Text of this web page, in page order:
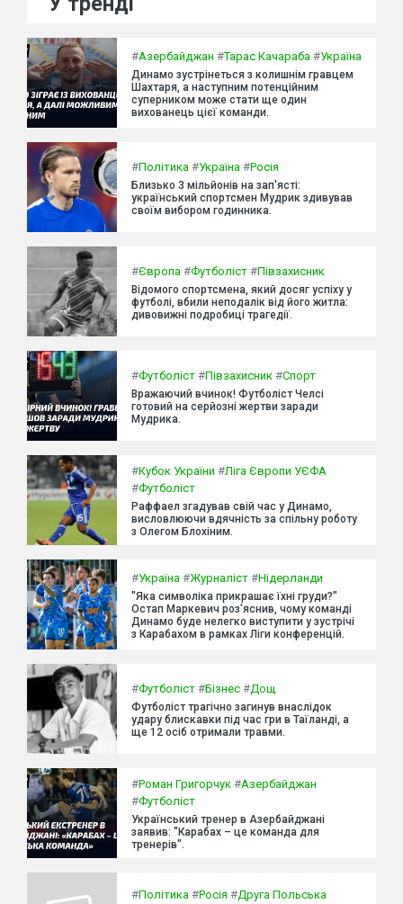
#Азербайджан #Тарас Качараба #Україна
Динамо зустрінеться з колишнім гравцем
Шахтаря, а наступним потенційним
суперником може стати ще один
вихованець цієї команди.
#Політика #Україна #Росія
Близько 3 мільйонів на зап'ясті:
український спортсмен Мудрик здивував
своїм вибором годинника.
#Європа #Футболіст #Півзахисник
Відомого спортсмена, який досяг успіху у
футболі, вбили неподалік від його житла:
дивовижні подробиці трагедії.
#Футболіст #Півзахисник #Спорт
Вражаючий вчинок! Футболіст Челсі
готовий на серйозні жертви заради
Мудрика.
#Кубок України #Ліга Європи УЄФА
#Футболіст
Раффаел згадував свій час у Динамо,
висловлюючи вдячність за спільну роботу
з Олегом Блохіним.
#Україна #Журналіст #Нідерланди
"Яка символіка прикрашає їхні груди?"
Остап Маркевич роз'яснив, чому команді
Динамо буде нелегко виступити у зустрічі
з Карабахом в рамках Ліги конференцій.
#Футболіст #Бізнес #Дощ
Футболіст трагічно загинув внаслідок
удару блискавки під час гри в Таїланді, а
ще 12 осіб отримали травми.
#Роман Григорчук #Азербайджан
#Футболіст
Український тренер в Азербайджані
заявив: "Карабах – це команда для
тренерів".
#Політика #Росія #Друга Польська